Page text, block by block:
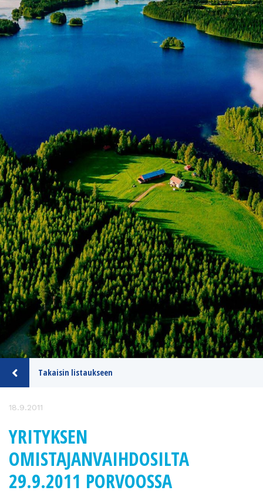
Takaisin listaukseen
18.9.2011
YRITYKSEN
OMISTAJANVAIHDOSILTA
29.9.2011 PORVOOSSA